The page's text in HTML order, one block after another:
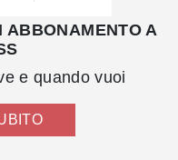
ABBONAMENTO A
e quando vuoi